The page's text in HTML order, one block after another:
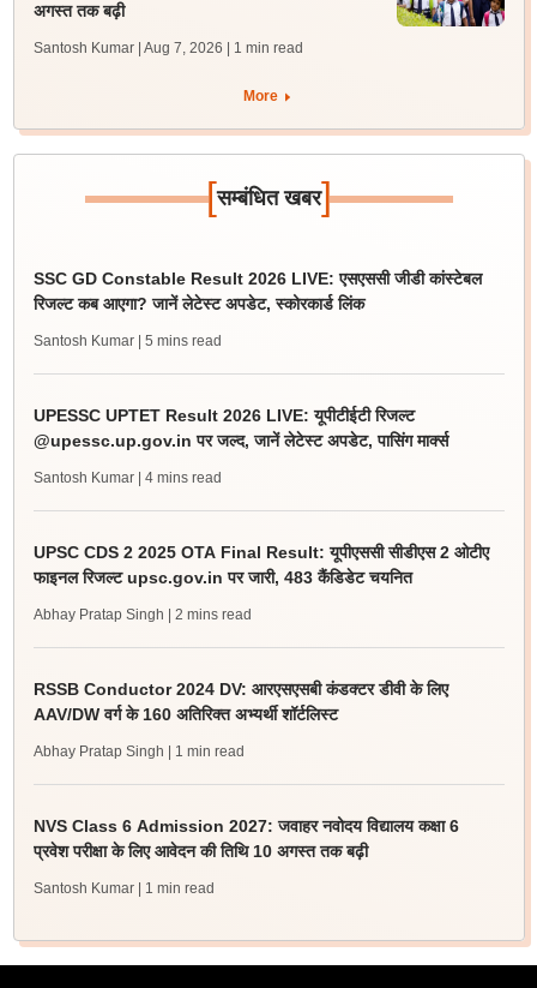
अगस्त तक बढ़ी
Santosh Kumar | Aug 7, 2026 | 1 min read
More
[सम्बंधित खबर]
SSC GD Constable Result 2026 LIVE: एसएससी जीडी कांस्टेबल
रिजल्ट कब आएगा? जानें लेटेस्ट अपडेट, स्कोरकार्ड लिंक
Santosh Kumar | 5 mins read
UPESSC UPTET Result 2026 LIVE: यूपीटीईटी रिजल्ट
@upessc.up.gov.in पर जल्द, जानें लेटेस्ट अपडेट, पासिंग मार्क्स
Santosh Kumar | 4 mins read
UPSC CDS 2 2025 OTA Final Result: यूपीएससी सीडीएस 2 ओटीए
फाइनल रिजल्ट upsc.gov.in पर जारी, 483 कैंडिडेट चयनित
Abhay Pratap Singh | 2 mins read
RSSB Conductor 2024 DV: आरएसएसबी कंडक्टर डीवी के लिए
AAV/DW वर्ग के 160 अतिरिक्त अभ्यर्थी शॉर्टलिस्ट
Abhay Pratap Singh | 1 min read
NVS Class 6 Admission 2027: जवाहर नवोदय विद्यालय कक्षा 6
प्रवेश परीक्षा के लिए आवेदन की तिथि 10 अगस्त तक बढ़ी
Santosh Kumar | 1 min read